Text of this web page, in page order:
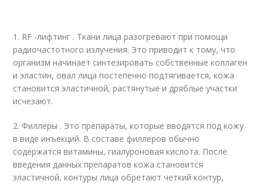
1. RF -лифтинг . Ткани лица разогревают при помощи
радиочастотного излучения. Это приводит к тому, что
организм начинает синтезировать собственные коллаген
и эластин, овал лица постепенно подтягивается, кожа
становится эластичной, растянутые и дряблые участки
исчезают.
2. Филлеры . Это препараты, которые вводятся под кожу
в виде инъекций. В составе филлеров обычно
содержатся витамины, гиалуроновая кислота. После
введения данных препаратов кожа становится
эластичной, контуры лица обретают четкий контур,